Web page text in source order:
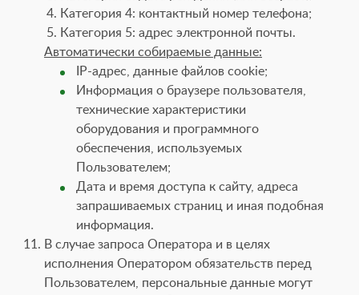
Категория 4: контактный номер телефона;
Категория 5: адрес электронной почты.
Автоматически собираемые данные:
IP-адрес, данные файлов cookie;
Информация о браузере пользователя,
технические характеристики
оборудования и программного
обеспечения, используемых
Пользователем;
Дата и время доступа к сайту, адреса
запрашиваемых страниц и иная подобная
информация.
В случае запроса Оператора и в целях
исполнения Оператором обязательств перед
Пользователем, персональные данные могут